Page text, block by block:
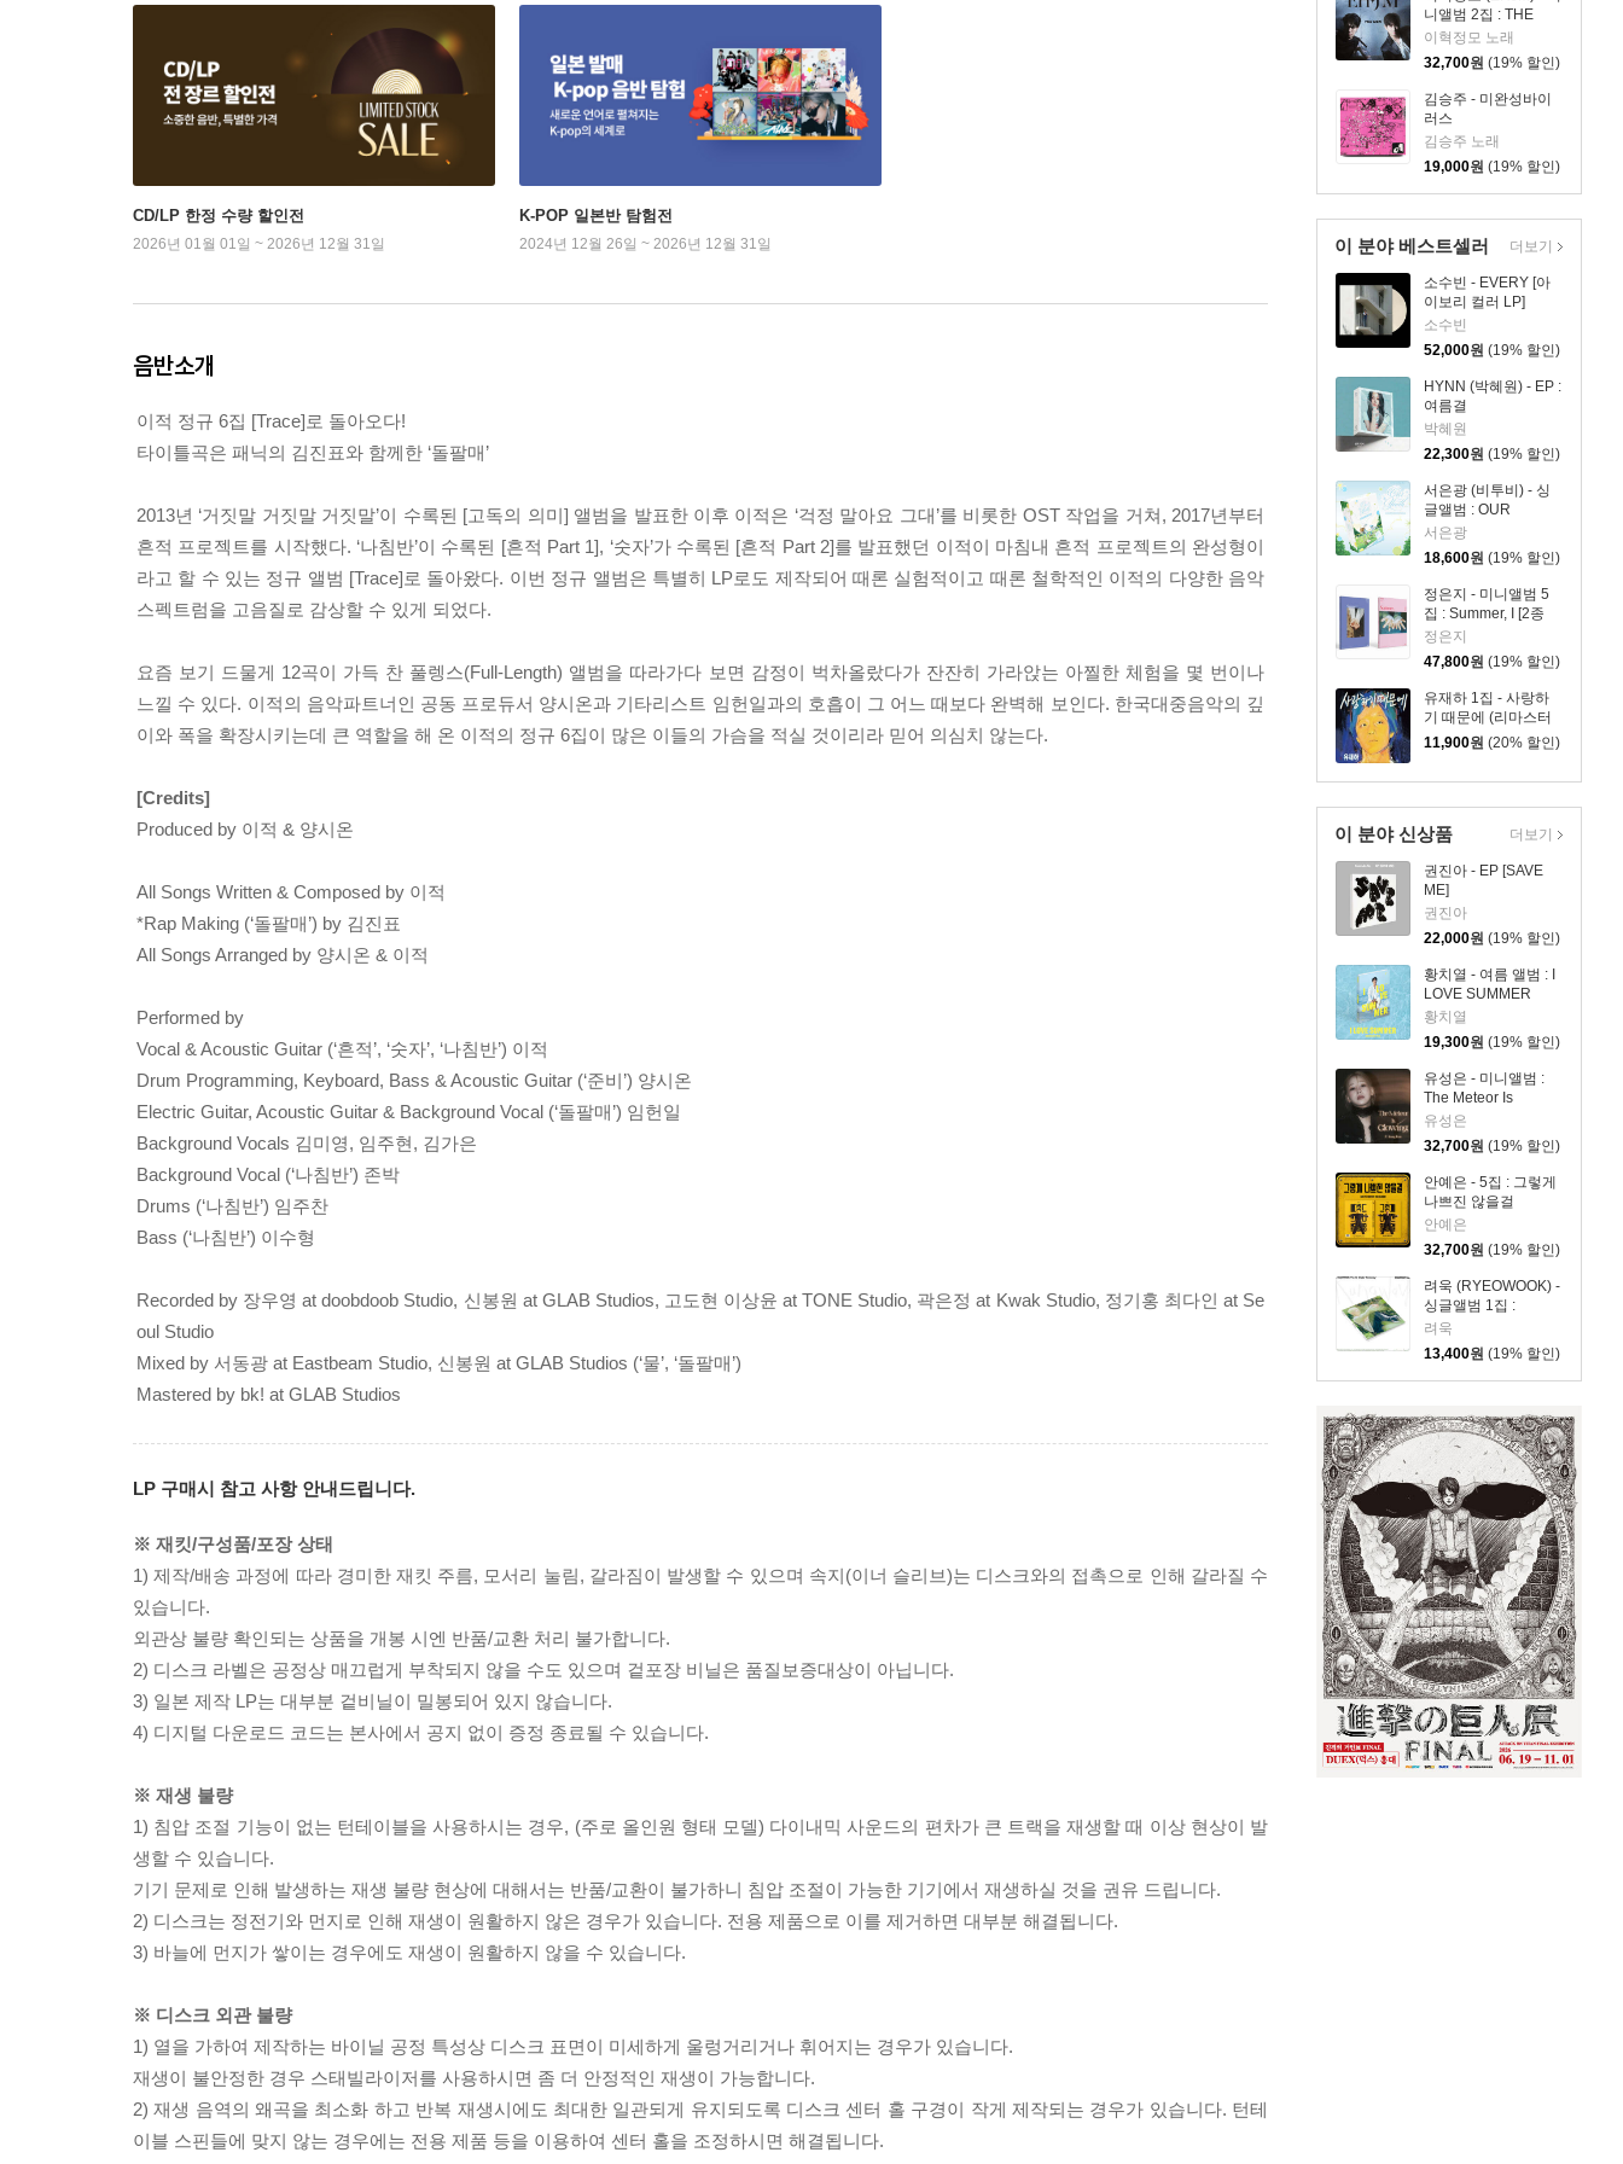
니앨범 2집 : THE
MEN
이혁정모 노래
32,700원 (19% 할인)
김승주 - 미완성바이
러스
김승주 노래
19,000원 (19% 할인)
이 분야 베스트셀러
소수빈 - EVERY [아
이보리 컬러 LP]
소수빈
52,000원 (19% 할인)
HYNN (박혜원) - EP :
여름결
박혜원
22,300원 (19% 할인)
서은광 (비투비) - 싱
글앨범 : OUR
YOUTH
서은광
18,600원 (19% 할인)
정은지 - 미니앨범 5
집 : Summer, I [2종
SET]
정은지
47,800원 (19% 할인)
유재하 1집 - 사랑하
기 때문에 (리마스터
링)
11,900원 (20% 할인)
더보기
이 분야 신상품
권진아 - EP [SAVE
ME]
권진아
22,000원 (19% 할인)
황치열 - 여름 앨범 : I
LOVE SUMMER
황치열
19,300원 (19% 할인)
유성은 - 미니앨범 :
The Meteor Is
Glowing
유성은
32,700원 (19% 할인)
안예은 - 5집 : 그렇게
나쁘진 않을걸
안예은
32,700원 (19% 할인)
려욱 (RYEOWOOK) -
싱글앨범 1집 :
Runaway [DIGIPACK
Ver.]
려욱
13,400원 (19% 할인)
더보기
CD/LP 한정 수량 할인전
2026년 01월 01일 ~ 2026년 12월 31일
K-POP 일본반 탐험전
2024년 12월 26일 ~ 2026년 12월 31일
음반소개
이적 정규 6집 [Trace]로 돌아오다!
타이틀곡은 패닉의 김진표와 함께한 ‘돌팔매’
2013년 ‘거짓말 거짓말 거짓말’이 수록된 [고독의 의미] 앨범을 발표한 이후 이적은 ‘걱정 말아요 그대’를 비롯한 OST 작업을 거쳐, 2017년부터
흔적 프로젝트를 시작했다. ‘나침반’이 수록된 [흔적 Part 1], ‘숫자’가 수록된 [흔적 Part 2]를 발표했던 이적이 마침내 흔적 프로젝트의 완성형이
라고 할 수 있는 정규 앨범 [Trace]로 돌아왔다. 이번 정규 앨범은 특별히 LP로도 제작되어 때론 실험적이고 때론 철학적인 이적의 다양한 음악
스펙트럼을 고음질로 감상할 수 있게 되었다.
요즘 보기 드물게 12곡이 가득 찬 풀렝스(Full-Length) 앨범을 따라가다 보면 감정이 벅차올랐다가 잔잔히 가라앉는 아찔한 체험을 몇 번이나
느낄 수 있다. 이적의 음악파트너인 공동 프로듀서 양시온과 기타리스트 임헌일과의 호흡이 그 어느 때보다 완벽해 보인다. 한국대중음악의 깊
이와 폭을 확장시키는데 큰 역할을 해 온 이적의 정규 6집이 많은 이들의 가슴을 적실 것이리라 믿어 의심치 않는다.
[Credits]
Produced by 이적 & 양시온
All Songs Written & Composed by 이적
*Rap Making (‘돌팔매’) by 김진표
All Songs Arranged by 양시온 & 이적
Performed by
Vocal & Acoustic Guitar (‘흔적’, ‘숫자’, ‘나침반’) 이적
Drum Programming, Keyboard, Bass & Acoustic Guitar (‘준비’) 양시온
Electric Guitar, Acoustic Guitar & Background Vocal (‘돌팔매’) 임헌일
Background Vocals 김미영, 임주현, 김가은
Background Vocal (‘나침반’) 존박
Drums (‘나침반’) 임주찬
Bass (‘나침반’) 이수형
Recorded by 장우영 at doobdoob Studio, 신봉원 at GLAB Studios, 고도현 이상윤 at TONE Studio, 곽은정 at Kwak Studio, 정기홍 최다인 at Se
oul Studio
Mixed by 서동광 at Eastbeam Studio, 신봉원 at GLAB Studios (‘물’, ‘돌팔매’)
Mastered by bk! at GLAB Studios
LP 구매시 참고 사항 안내드립니다.
※ 재킷/구성품/포장 상태
1) 제작/배송 과정에 따라 경미한 재킷 주름, 모서리 눌림, 갈라짐이 발생할 수 있으며 속지(이너 슬리브)는 디스크와의 접촉으로 인해 갈라질 수
있습니다.
외관상 불량 확인되는 상품을 개봉 시엔 반품/교환 처리 불가합니다.
2) 디스크 라벨은 공정상 매끄럽게 부착되지 않을 수도 있으며 겉포장 비닐은 품질보증대상이 아닙니다.
3) 일본 제작 LP는 대부분 겉비닐이 밀봉되어 있지 않습니다.
4) 디지털 다운로드 코드는 본사에서 공지 없이 증정 종료될 수 있습니다.
※ 재생 불량
1) 침압 조절 기능이 없는 턴테이블을 사용하시는 경우, (주로 올인원 형태 모델) 다이내믹 사운드의 편차가 큰 트랙을 재생할 때 이상 현상이 발
생할 수 있습니다.
기기 문제로 인해 발생하는 재생 불량 현상에 대해서는 반품/교환이 불가하니 침압 조절이 가능한 기기에서 재생하실 것을 권유 드립니다.
2) 디스크는 정전기와 먼지로 인해 재생이 원활하지 않은 경우가 있습니다. 전용 제품으로 이를 제거하면 대부분 해결됩니다.
3) 바늘에 먼지가 쌓이는 경우에도 재생이 원활하지 않을 수 있습니다.
※ 디스크 외관 불량
1) 열을 가하여 제작하는 바이닐 공정 특성상 디스크 표면이 미세하게 울렁거리거나 휘어지는 경우가 있습니다.
재생이 불안정한 경우 스태빌라이저를 사용하시면 좀 더 안정적인 재생이 가능합니다.
2) 재생 음역의 왜곡을 최소화 하고 반복 재생시에도 최대한 일관되게 유지되도록 디스크 센터 홀 구경이 작게 제작되는 경우가 있습니다. 턴테
이블 스핀들에 맞지 않는 경우에는 전용 제품 등을 이용하여 센터 홀을 조정하시면 해결됩니다.